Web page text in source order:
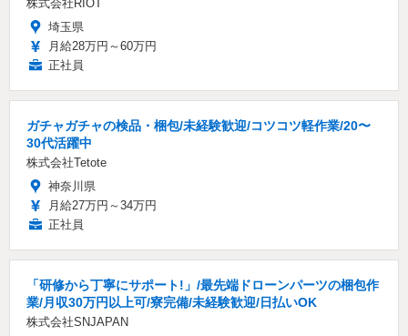
株式会社RIOT
埼玉県
月給28万円～60万円
正社員
ガチャガチャの検品・梱包/未経験歓迎/コツコツ軽作業/20〜
30代活躍中
株式会社Tetote
神奈川県
月給27万円～34万円
正社員
「研修から丁寧にサポート!」/最先端ドローンパーツの梱包作
業/月収30万円以上可/寮完備/未経験歓迎/日払いOK
株式会社SNJAPAN